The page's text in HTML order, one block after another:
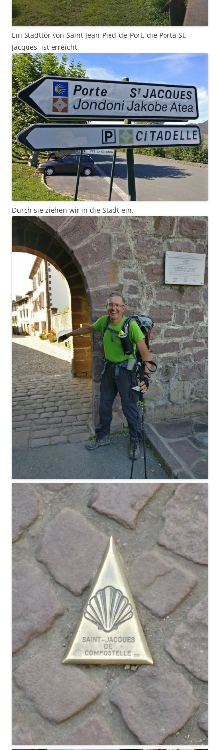
Ein Stadttor von Saint-Jean-Pied-de-Port, die Porta St.
Jacques, ist erreicht.
Durch sie ziehen wir in die Stadt ein.